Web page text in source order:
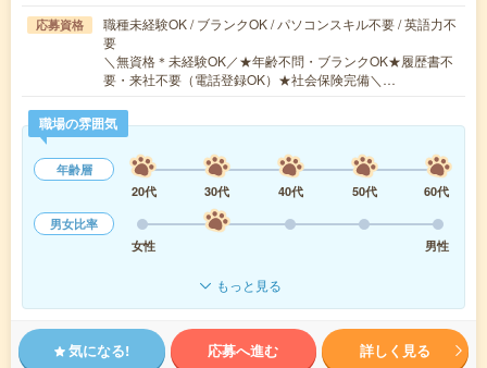
応募資格
職種未経験OK / ブランクOK / パソコンスキル不要 / 英語力不
要
＼無資格＊未経験OK／★年齢不問・ブランクOK★履歴書不
要・来社不要（電話登録OK）★社会保険完備＼…
職場の雰囲気
年齢層
20代
30代 40代 50代
60代
男女比率
女性
男性
もっと見る
気になる! 応募へ進む 詳しく見る